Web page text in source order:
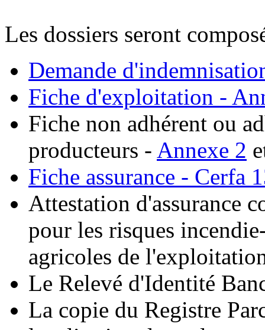
Les dossiers seront
Demande
Fiche d'exploitation -
Fiche non adhérent ou
producteurs - Annexe 2
Fiche assurance - Cerfa
Attestation d'assurance
pour les risques
agricoles de
Le Relevé d'Identité
La copie du Registre